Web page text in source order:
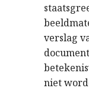
verslag
niet